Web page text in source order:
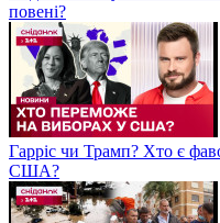
повені?
Гарріс чи Трамп? Хто є
США?